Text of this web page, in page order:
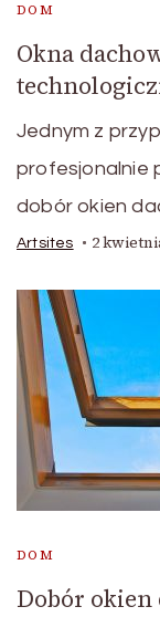
DOM
Okna
Jednym z
profesjonalnie
dobór okien
Artsites 2
DOM
Dobór